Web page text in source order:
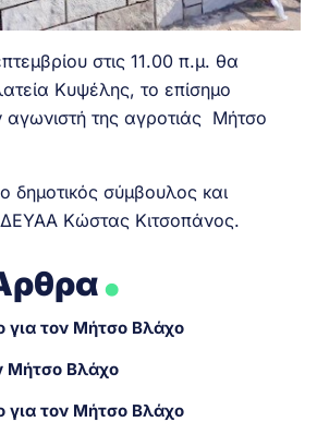
στις 11.00 π.μ. θα
Κυψέλης, το επίσημο
αγωνιστή της αγροτιάς Μήτσο
δημοτικός σύμβουλος και
ΔΕΥΑΑ Κώστας Κιτσοπάνος.
.
για τον Μήτσο Βλάχο
Μήτσο Βλάχο
για τον Μήτσο Βλάχο